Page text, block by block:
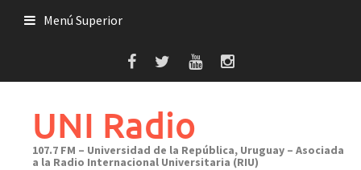
Menú Superior
UNI Radio
107.7 FM – Universidad de la República, Uruguay – Asociada
a la Radio Internacional Universitaria (RIU)